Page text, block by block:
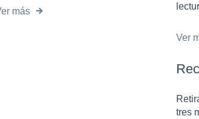
más
Ver
tres